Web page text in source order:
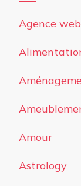
Agence web
Amour
Astrology